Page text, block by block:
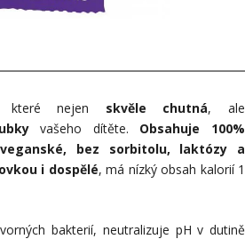
které nejen skvěle chutná, ale
vašeho dítěte. Obsahuje 100%
veganské, bez sorbitolu, laktózy a
i dospělé, má nízký obsah kalorií 1
bakterií, neutralizuje pH v dutině